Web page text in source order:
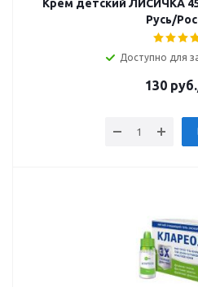
Крем детский ЛИСИЧКА
Русь/
Доступно для
130руб.